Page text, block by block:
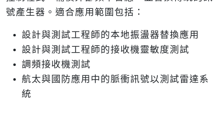
號產生器。適合應用範圍包括：
設計與測試工程師的本地振盪器替換應用
設計與測試工程師的接收機靈敏度測試
調頻接收機測試
航太與國防應用中的脈衝訊號以測試雷達系
統